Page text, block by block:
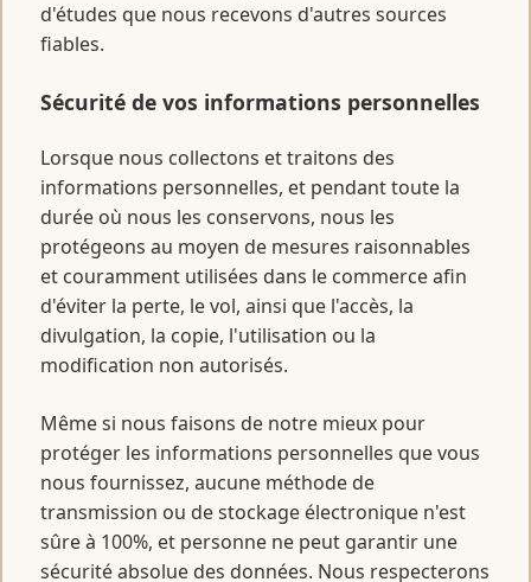
d'études que nous recevons d'autres sources
fiables.
Sécurité de vos informations personnelles
Lorsque nous collectons et traitons des
informations personnelles, et pendant toute la
durée où nous les conservons, nous les
protégeons au moyen de mesures raisonnables
et couramment utilisées dans le commerce afin
d'éviter la perte, le vol, ainsi que l'accès, la
divulgation, la copie, l'utilisation ou la
modification non autorisés.
Même si nous faisons de notre mieux pour
protéger les informations personnelles que vous
nous fournissez, aucune méthode de
transmission ou de stockage électronique n'est
sûre à 100%, et personne ne peut garantir une
sécurité absolue des données. Nous respecterons